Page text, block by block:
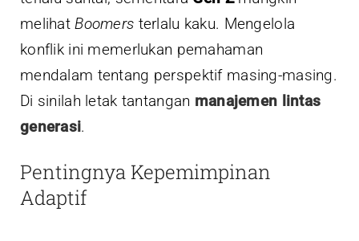
melihatBoomers terlalu kaku. Mengelola
konflik ini memerlukan pemahaman
mendalam tentang perspektif masing-masing.
Di sinilah letak tantangan manajemen lintas
generasi.
Pentingnya Kepemimpinan
Adaptif